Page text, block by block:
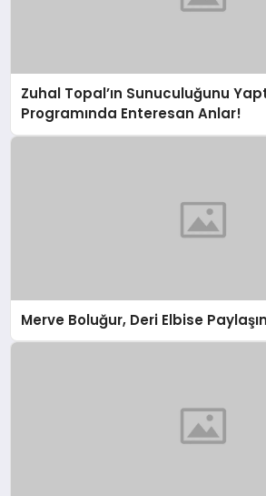
Zuhal Topal’ın Sunuculuğunu
Programında Enteresan Anlar!
Merve Boluğur, Deri Elbise